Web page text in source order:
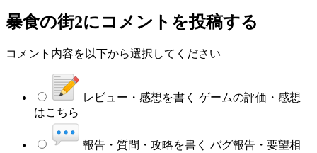
暴食の街2にコメントを投稿する
コメント内容を以下から選択してください
レビュー・感想を書く ゲームの評価・感想
はこちら
報告・質問・攻略を書く バグ報告・要望相